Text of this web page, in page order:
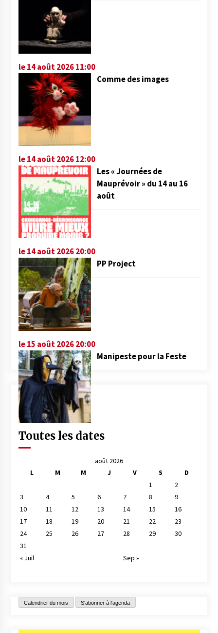
le 14 août 2026 11:00
Comme des images
le 14 août 2026 12:00
Les « Journées de
Mauprévoir » du 14 au 16
août
le 14 août 2026 20:00
PP Project
le 15 août 2026 20:00
Manipeste pour la Feste
Toutes les dates
août 2026
L
M M J V S
D
1
2
3
4 5 6 7 8
9
10
11 12 13 14 15
16
17
18 19 20 21 22
23
24
25 26 27 28 29
30
31
« Juil
Sep »
Calendrier du mois S'abonner à l'agenda